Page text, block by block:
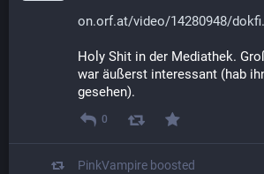
on.orf.at/video/14280948/dokfi
Holy Shit in der Mediathek.
war äußerst interessant (hab
gesehen).
0
PinkVampire boosted